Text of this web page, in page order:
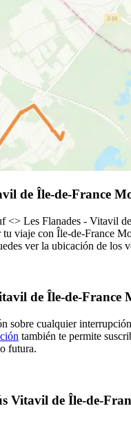
de Île-de-France
Les Flanades - Vitavil
viaje con Île-de-France
ver la ubicación de
de Île-de-France
sobre cualquier
también te permite
futura.
Vitavil de Île-de-